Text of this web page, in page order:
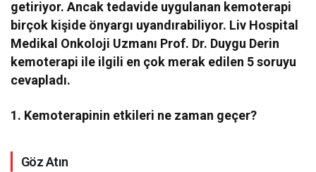
getiriyor. Ancak tedavide uygulanan kemoterapi
birçok kişide önyargı uyandırabiliyor. Liv Hospital
Medikal Onkoloji Uzmanı Prof. Dr. Duygu Derin
kemoterapi ile ilgili en çok merak edilen 5 soruyu
cevapladı.
1. Kemoterapinin etkileri ne zaman geçer?
Göz Atın